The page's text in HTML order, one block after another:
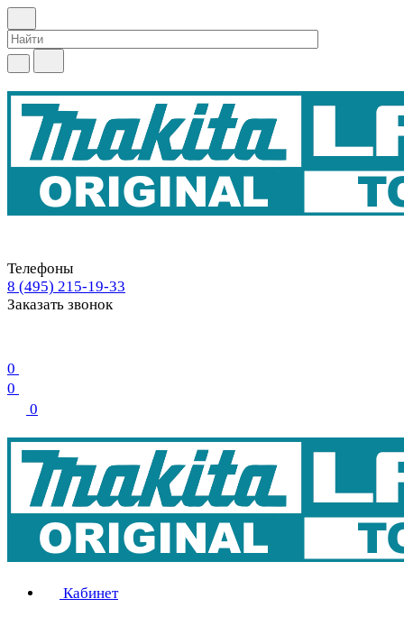
Телефоны
8 (495) 215-19-33
Заказать звонок
0
0
0
Кабинет